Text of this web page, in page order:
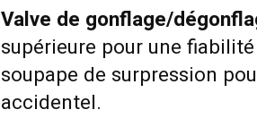
Valve de gonflage/
supérieure pour une
soupape de surpression
accidentel.